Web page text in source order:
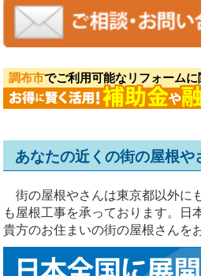
調布市でご利用可能なリフォームに
あなたの近くの街の屋根や
街の屋根やさんは東京都以外に
も屋根工事を承っております。日
貴方のお住まいの街の屋根さんを